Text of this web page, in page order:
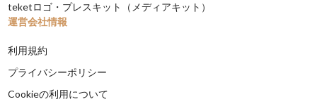
teketロゴ・プレスキット（メディアキット）
運営会社情報
利用規約
プライバシーポリシー
Cookieの利用について